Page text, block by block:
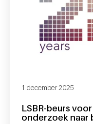
LSBR-beurs
onderzoek naar
1 december 2025